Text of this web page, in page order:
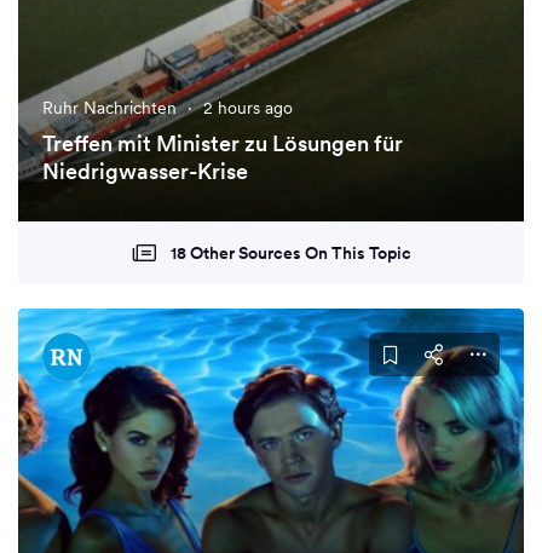
Ruhr Nachrichten · 2 hours ago
Treffen mit Minister zu Lösungen für
Niedrigwasser-Krise
18 Other Sources On This Topic